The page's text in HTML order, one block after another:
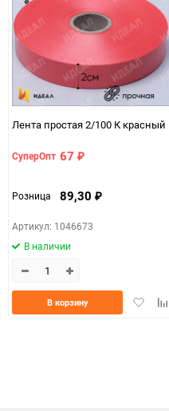
Минимальное количество
Количество в коробке
Единица измерения
Размер
Лента простая 2/100 К красный
СуперОпт 67 ₽
Розница 89,30 ₽
Артикул: 1046673
В наличии
В корзину